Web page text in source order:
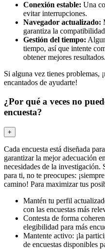
Conexión estable: Una
evitar interrupciones.
Navegador actualizado:
garantiza la
Gestión del tiempo:
tiempo, así que intente
obtener mejores resultados.
Si alguna vez tienes problemas,
encantados de ayudarte!
¿Por qué a veces no
encuesta?
+
Cada encuesta está diseñada
garantizar la mejor adecuación
necesidades de la investigación.
para ti, no te preocupes:
camino! Para maximizar tus
Mantén tu perfil
con las encuestas más
Contesta de forma
elegibilidad para más
Mantente activo: ¡la
de encuestas disponibles